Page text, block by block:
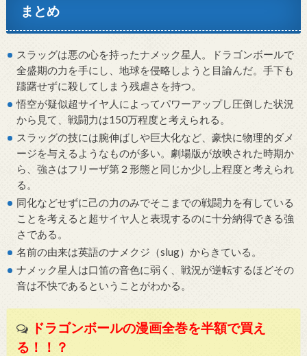
まとめ
スラッグは悪の心を持ったナメック星人。ドラゴンボールで
全盛期の力を手にし、地球を侵略しようと目論んだ。手下も
躊躇せずに殺してしまう残虐さを持つ。
悟空が疑似超サイヤ人によってパワーアップし圧倒した状況
から見て、戦闘力は150万程度と考えられる。
スラッグの技には腕伸ばしや巨大化など、豪快に物理的ダメ
ージを与えるようなものが多い。劇場版が放映された時期か
ら、強さはフリーザ第２形態と同じか少し上程度と考えられ
る。
同化などせずに己の力のみでそこまでの戦闘力を有している
ことを考えると超サイヤ人と表現するのに十分納得できる強
さである。
名前の由来は英語のナメクジ（slug）からきている。
ナメック星人は口笛の音色に弱く、戦況が逆転するほどその
音は不快であるということがわかる。
ドラゴンボールの漫画全巻を半額で買え
る！！？